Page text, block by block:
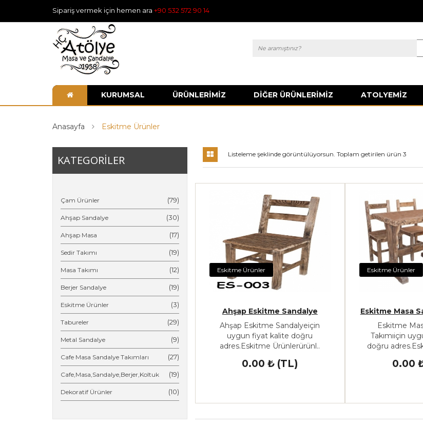
Sipariş vermek için hemen ara +90 532 572 90 14
KURUMSAL ÜRÜNLERİMİZ DİĞER ÜRÜNLERİMİZ ATOLYEMİZ
Anasayfa Eskitme Ürünler
KATEGORİLER
Çam Ürünler (79)
Ahşap Sandalye (30)
Ahşap Masa (17)
Sedir Takımı (19)
Masa Takımı (12)
Berjer Sandalye (19)
Eskitme Ürünler (3)
Tabureler (29)
Metal Sandalye (9)
Cafe Masa Sandalye Takımları (27)
Cafe,Masa,Sandalye,Berjer,Koltuk (19)
Dekoratif Ürünler (10)
Listeleme şeklinde görüntülüyorsun. Toplam getirilen ürün 3
Eskitme Ürünler
Ahşap Eskitme Sandalye
Ahşap Eskitme Sandalyeiçin
uygun fiyat kalite doğru
adres.Eskitme Ürünlerürünl..
0.00 ₺ (TL)
Eskitme Ürünler
Eskitme Masa
Eskitme
Takımıiçin
doğru
0.00